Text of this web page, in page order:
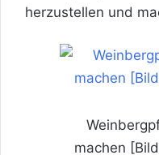
herzustellen und
machen